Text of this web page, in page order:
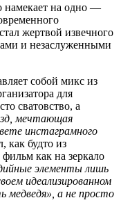
на одно —
жертвой извечного
и незаслуженными
собой микс из
для
сватовство, а
мечтающая
инстаграмного
как будто из
как на зеркало
элементы лишь
идеализированном
медведя», а не просто